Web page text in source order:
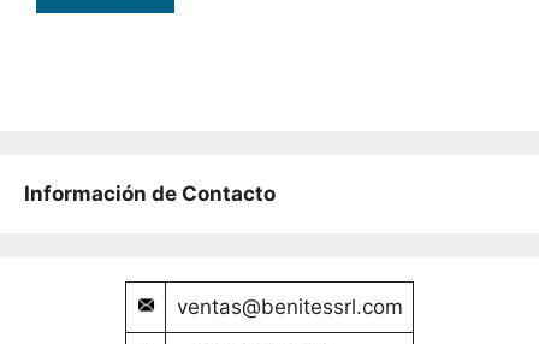
Información de Contacto
ventas@benitessrl.com